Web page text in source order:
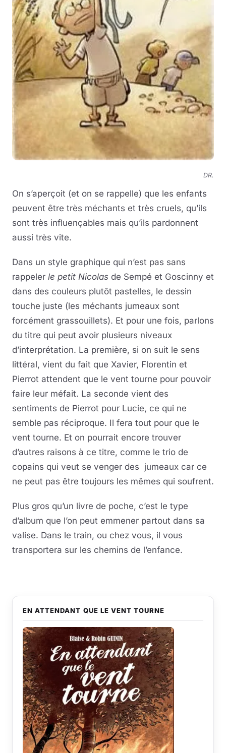
DR.
On s’aperçoit (et on se rappelle) que les enfants
peuvent être très méchants et très cruels, qu’ils
sont très influençables mais qu’ils pardonnent
aussi très vite.
Dans un style graphique qui n’est pas sans
rappeler le petit Nicolas de Sempé et Goscinny et
dans des couleurs plutôt pastelles, le dessin
touche juste (les méchants jumeaux sont
forcément grassouillets). Et pour une fois, parlons
du titre qui peut avoir plusieurs niveaux
d’interprétation. La première, si on suit le sens
littéral, vient du fait que Xavier, Florentin et
Pierrot attendent que le vent tourne pour pouvoir
faire leur méfait. La seconde vient des
sentiments de Pierrot pour Lucie, ce qui ne
semble pas réciproque. Il fera tout pour que le
vent tourne. Et on pourrait encore trouver
d’autres raisons à ce titre, comme le trio de
copains qui veut se venger des jumeaux car ce
ne peut pas être toujours les mêmes qui soufrent.
Plus gros qu’un livre de poche, c’est le type
d’album que l’on peut emmener partout dans sa
valise. Dans le train, ou chez vous, il vous
transportera sur les chemins de l’enfance.
EN ATTENDANT QUE LE VENT TOURNE